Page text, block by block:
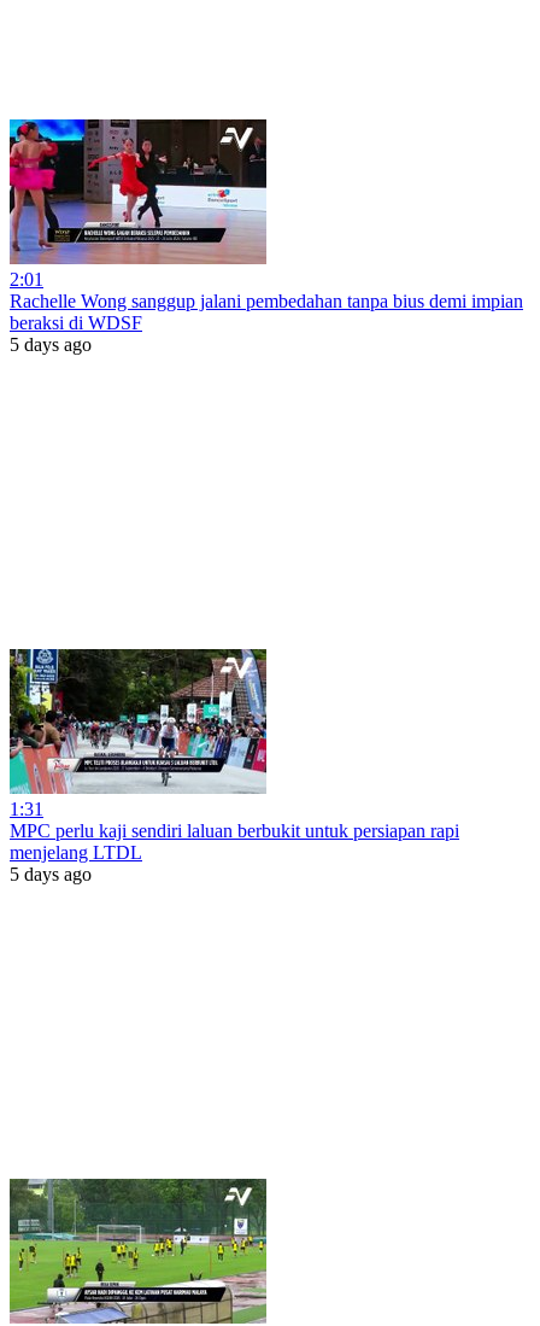
2:01
Rachelle Wong sanggup jalani pembedahan tanpa bius demi impian
beraksi di WDSF
5 days ago
1:31
MPC perlu kaji sendiri laluan berbukit untuk persiapan rapi
menjelang LTDL
5 days ago